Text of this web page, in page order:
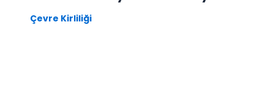
Çevre Kirliliği